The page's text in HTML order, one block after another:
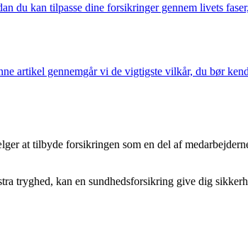
du kan tilpasse dine forsikringer gennem livets
artikel gennemgår vi de vigtigste vilkår, du bør
at tilbyde forsikringen som en del af
tryghed, kan en sundhedsforsikring give dig